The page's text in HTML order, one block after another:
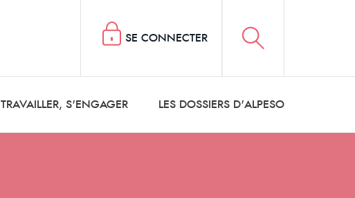
TRAVAILLER, S'ENGAGER LES DOSSIERS D'ALPESO
SE CONNECTER